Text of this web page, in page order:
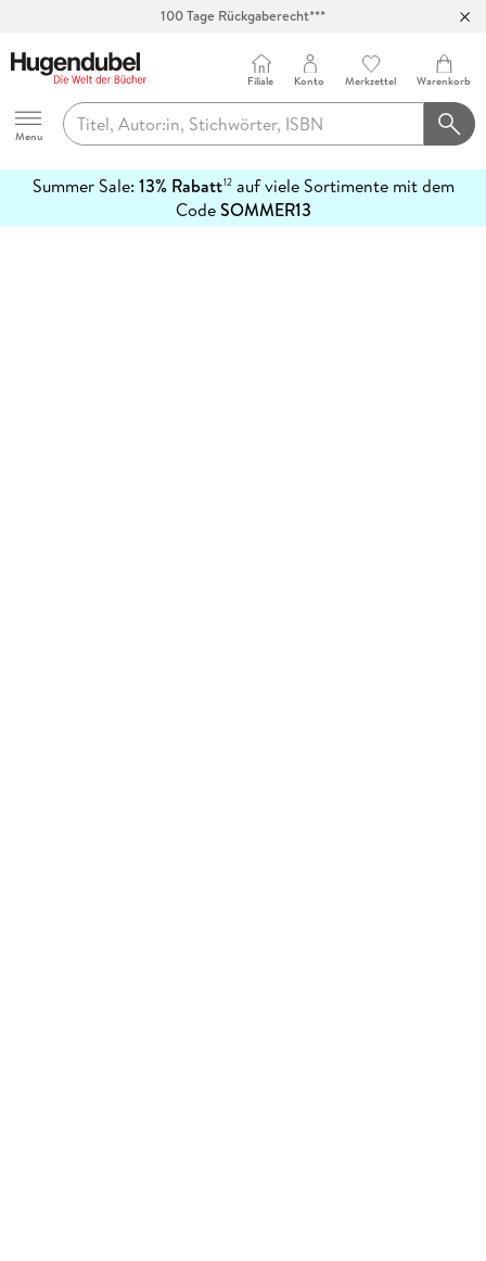
100 Tage Rückgaberecht***
Hugendubel
Menu
Filiale Konto Merkzettel Warenkorb
Summer Sale: 13% Rabatt12auf viele Sortimente mit dem
CodeSOMMER13
erfahren